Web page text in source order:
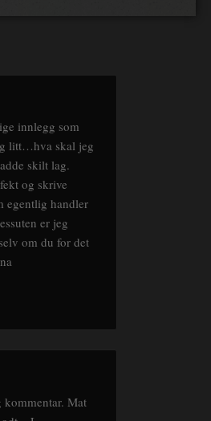
innlegg som
litt…hva skal jeg
skilt lag.
og skrive
egentlig handler
er jeg
om du for det
Mat